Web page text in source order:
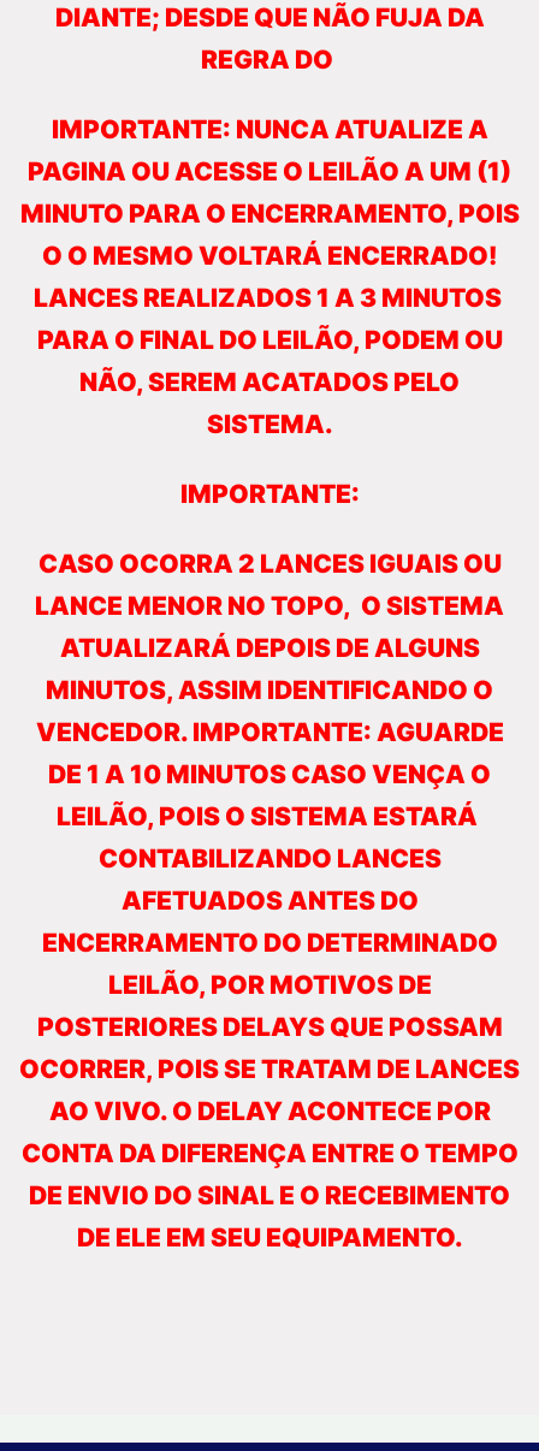
DIANTE; DESDE QUE NÃO FUJA DA
REGRA DO
IMPORTANTE: NUNCA ATUALIZE A
PAGINA OU ACESSE O LEILÃO A UM (1)
MINUTO PARA O ENCERRAMENTO, POIS
O O MESMO VOLTARÁ ENCERRADO!
LANCES REALIZADOS 1 A 3 MINUTOS
PARA O FINAL DO LEILÃO, PODEM OU
NÃO, SEREM ACATADOS PELO
SISTEMA.
IMPORTANTE:
CASO OCORRA 2 LANCES IGUAIS OU
LANCE MENOR NO TOPO, O SISTEMA
ATUALIZARÁ DEPOIS DE ALGUNS
MINUTOS, ASSIM IDENTIFICANDO O
VENCEDOR. IMPORTANTE: AGUARDE
DE 1 A 10 MINUTOS CASO VENÇA O
LEILÃO, POIS O SISTEMA ESTARÁ
CONTABILIZANDO LANCES
AFETUADOS ANTES DO
ENCERRAMENTO DO DETERMINADO
LEILÃO, POR MOTIVOS DE
POSTERIORES DELAYS QUE POSSAM
OCORRER, POIS SE TRATAM DE LANCES
AO VIVO. O DELAY ACONTECE POR
CONTA DA DIFERENÇA ENTRE O TEMPO
DE ENVIO DO SINAL E O RECEBIMENTO
DE ELE EM SEU EQUIPAMENTO.